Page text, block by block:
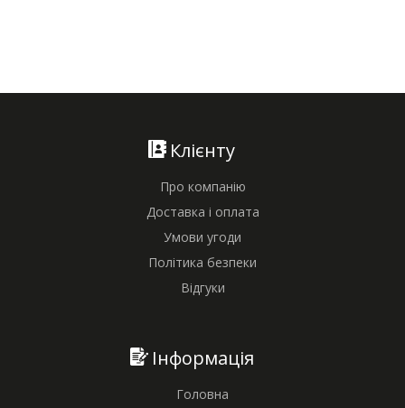
Клієнту
Про компанію
Доставка і оплата
Умови угоди
Політика безпеки
Відгуки
Інформація
Головна